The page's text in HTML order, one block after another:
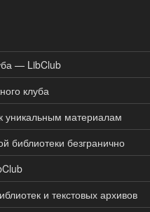
— LibClub
клуба
уникальным материалам
библиотеки безгранично
и текстовых архивов